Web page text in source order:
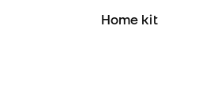
Home kit